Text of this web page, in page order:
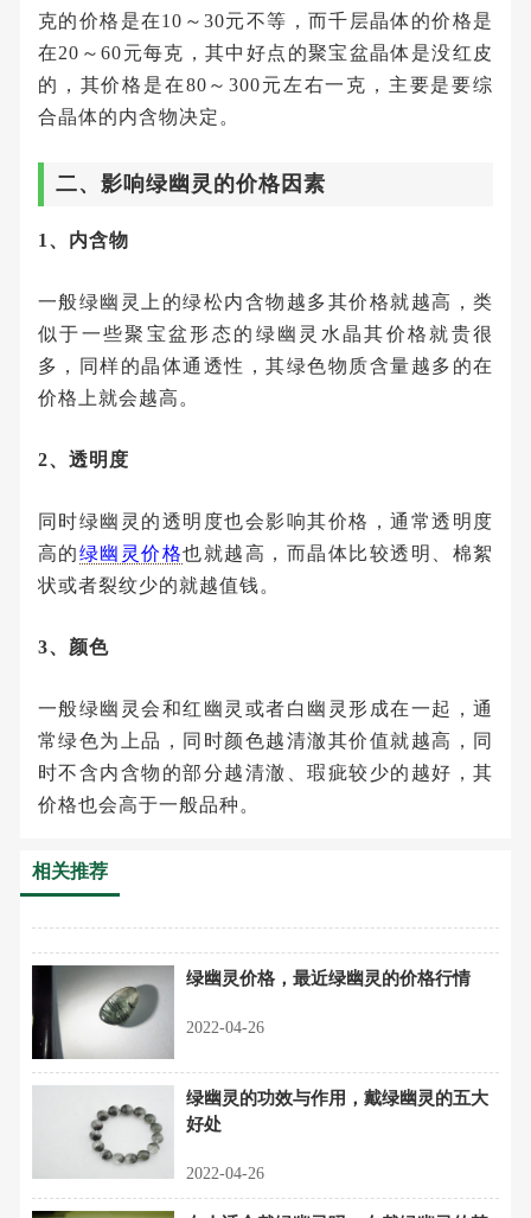
克的价格是在10～30元不等，而千层晶体的价格是
在20～60元每克，其中好点的聚宝盆晶体是没红皮
的，其价格是在80～300元左右一克，主要是要综
合晶体的内含物决定。
二、影响绿幽灵的价格因素
1、内含物
一般绿幽灵上的绿松内含物越多其价格就越高，类
似于一些聚宝盆形态的绿幽灵水晶其价格就贵很
多，同样的晶体通透性，其绿色物质含量越多的在
价格上就会越高。
2、透明度
同时绿幽灵的透明度也会影响其价格，通常透明度
高的绿幽灵价格也就越高，而晶体比较透明、棉絮
状或者裂纹少的就越值钱。
3、颜色
一般绿幽灵会和红幽灵或者白幽灵形成在一起，通
常绿色为上品，同时颜色越清澈其价值就越高，同
时不含内含物的部分越清澈、瑕疵较少的越好，其
价格也会高于一般品种。
相关推荐
绿幽灵价格，最近绿幽灵的价格行情
2022-04-26
绿幽灵的功效与作用，戴绿幽灵的五大
好处
2022-04-26